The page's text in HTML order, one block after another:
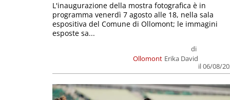
Ollomont
di
Erika David
il 06/08/
L'inaugurazione della mostra fotografica è in
programma venerdì 7 agosto alle 18, nella sala
espositiva del Comune di Ollomont; le immagini
esposte sa...